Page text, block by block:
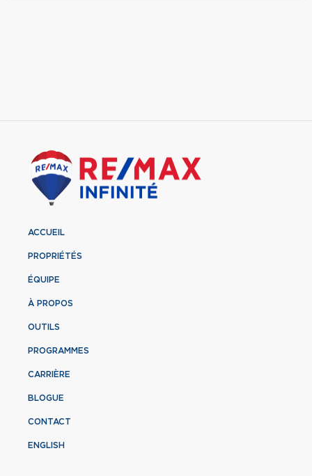
ACCUEIL
PROPRIÉTÉS
ÉQUIPE
À PROPOS
OUTILS
PROGRAMMES
CARRIÈRE
BLOGUE
CONTACT
ENGLISH